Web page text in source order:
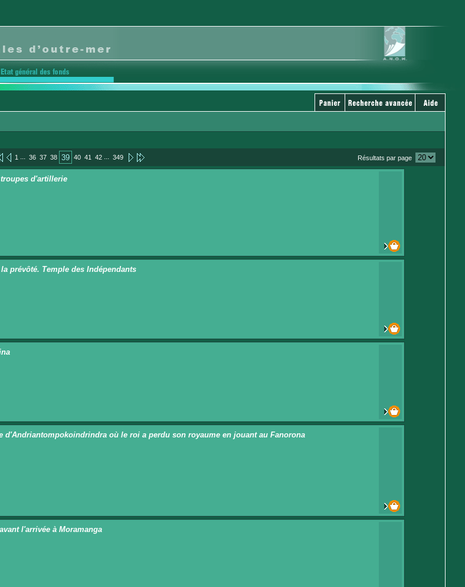
1 ... 36 37 38 39 40 41 42 ... 349 Résultats par page
d'artillerie
prévôté. Temple des Indépendants
d'Andriantompokoindrindra où le roi a perdu son royaume en jouant au Fanorona
l'arrivée à Moramanga